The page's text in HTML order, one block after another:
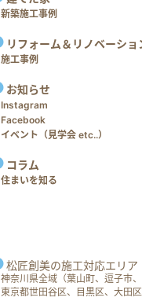
新築施工事例
リフォーム＆リノベーショ
施工事例
お知らせ
Instagram
Facebook
イベント（見学会 etc..）
コラム
住まいを知る
松匠創美の施工対応エリア
神奈川県全域（葉山町、逗子市
東京都世田谷区、目黒区、大田